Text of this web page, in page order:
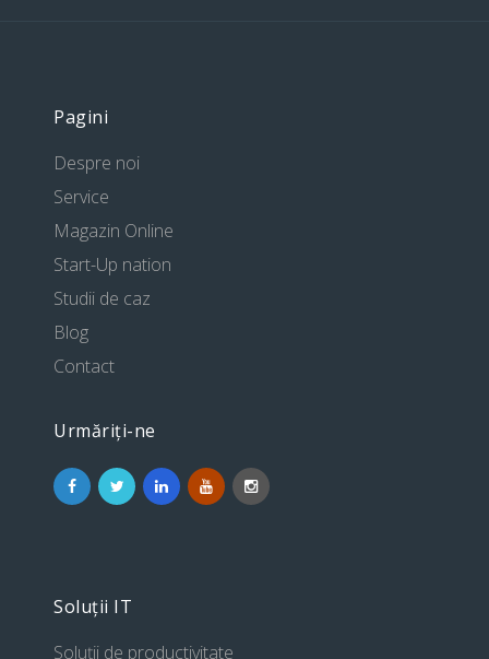
Pagini
Despre noi
Service
Magazin Online
Start-Up nation
Studii de caz
Blog
Contact
Urmăriți-ne
Soluții IT
Soluții de productivitate